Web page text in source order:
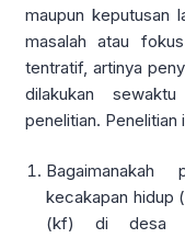
maupun keputusan
masalah atau
tentratif, artinya
dilakukan
penelitian.
Bagaimanakah
kecakapan hidup (
(kf) di desa